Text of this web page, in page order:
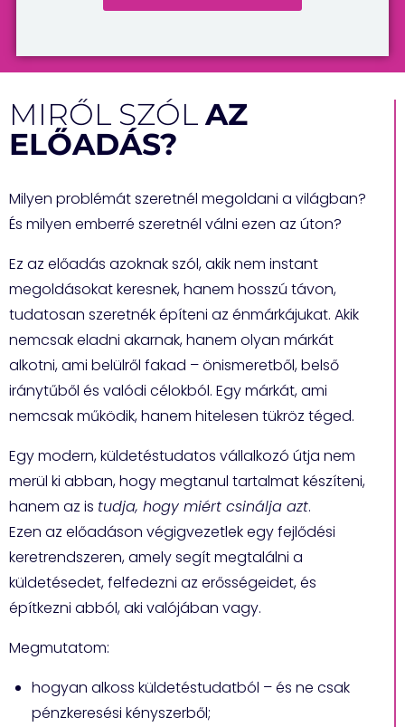
MIRŐL SZÓLAZ
ELŐADÁS?
Milyen problémát szeretnél megoldani a világban?
És milyen emberré szeretnél válni ezen az úton?
Ez az előadás azoknak szól, akik nem instant
megoldásokat keresnek, hanem hosszú távon,
tudatosan szeretnék építeni az énmárkájukat. Akik
nemcsak eladni akarnak, hanem olyan márkát
alkotni, ami belülről fakad – önismeretből, belső
iránytűből és valódi célokból. Egy márkát, ami
nemcsak működik, hanem hitelesen tükröz téged.
Egy modern, küldetéstudatos vállalkozó útja nem
merül ki abban, hogy megtanul tartalmat készíteni,
hanem az is tudja, hogy miért csinálja azt.
Ezen az előadáson végigvezetlek egy fejlődési
keretrendszeren, amely segít megtalálni a
küldetésedet, felfedezni az erősségeidet, és
építkezni abból, aki valójában vagy.
Megmutatom:
hogyan alkoss küldetéstudatból – és ne csak
pénzkeresési kényszerből;